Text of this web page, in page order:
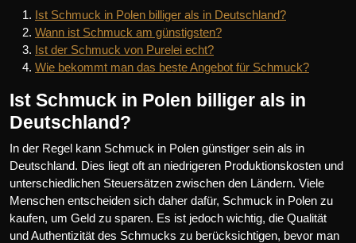
Ist Schmuck in Polen billiger als in Deutschland?
Wann ist Schmuck am günstigsten?
Ist der Schmuck von Purelei echt?
Wie bekommt man das beste Angebot für Schmuck?
Ist Schmuck in Polen billiger als in
Deutschland?
In der Regel kann Schmuck in Polen günstiger sein als in
Deutschland. Dies liegt oft an niedrigeren Produktionskosten und
unterschiedlichen Steuersätzen zwischen den Ländern. Viele
Menschen entscheiden sich daher dafür, Schmuck in Polen zu
kaufen, um Geld zu sparen. Es ist jedoch wichtig, die Qualität
und Authentizität des Schmucks zu berücksichtigen, bevor man